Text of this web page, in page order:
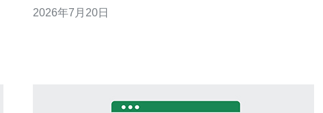
径；结合流表、ACL和防火墙日志锁定根因。 3. 精华：恢
2026年7月20日